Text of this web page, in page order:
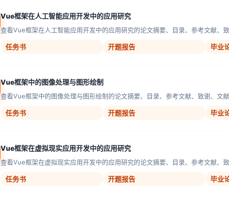
Vue框架在人工智能应用开发中的应用研究
查看Vue框架在人工智能应用开发中的应用研究的论文摘要、目录、参考文献、
任务书 开题报告 毕业
Vue框架中的图像处理与图形绘制
查看Vue框架中的图像处理与图形绘制的论文摘要、目录、参考文献、致谢、文
任务书 开题报告 毕业
Vue框架在虚拟现实应用开发中的应用研究
查看Vue框架在虚拟现实应用开发中的应用研究的论文摘要、目录、参考文献、
任务书 开题报告 毕业